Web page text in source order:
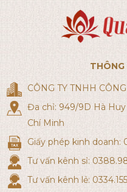
THÔNG
CÔNG TY TNHH
Đa chỉ: 949/9D Hà Huy
Chí Minh
Giấy phép kinh doanh:
Tư vấn kênh sỉ:
Tư vấn kênh lẻ: